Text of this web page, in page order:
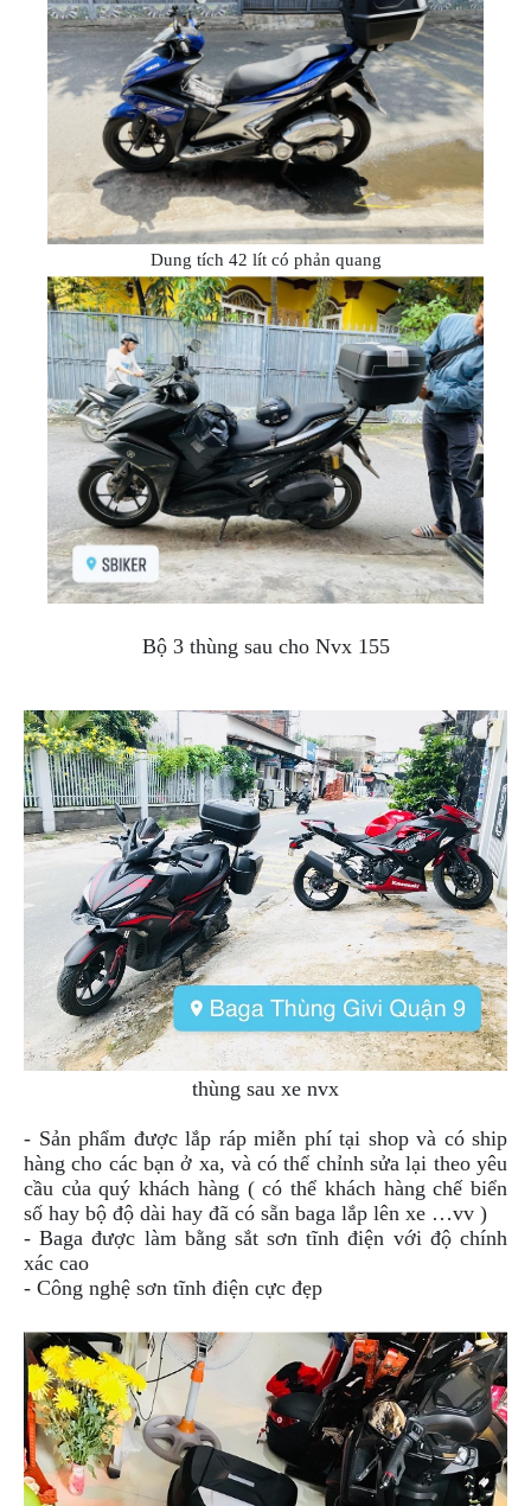
Dung tích 42 lít có phản quang
Bộ 3 thùng sau cho Nvx 155
thùng sau xe nvx
- Sản phẩm được lắp ráp miễn phí tại shop và có ship
hàng cho các bạn ở xa, và có thể chỉnh sửa lại theo yêu
cầu của quý khách hàng ( có thể khách hàng chế biển
số hay bộ độ dài hay đã có sẵn baga lắp lên xe …vv )
- Baga được làm bằng sắt sơn tĩnh điện với độ chính
xác cao
- Công nghệ sơn tĩnh điện cực đẹp